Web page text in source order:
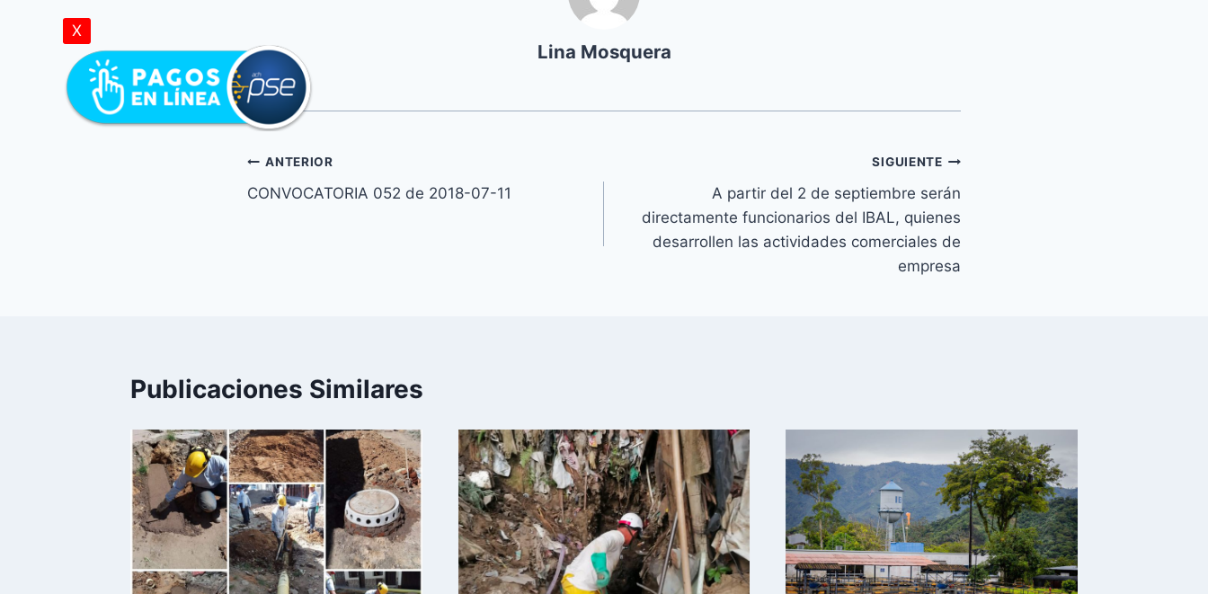
Lina Mosquera
ANTERIOR
CONVOCATORIA 052 de 2018-07-11
SIGUIENTE
A partir del 2 de septiembre serán
directamente funcionarios del IBAL, quienes
desarrollen las actividades comerciales de
empresa
Publicaciones Similares
X